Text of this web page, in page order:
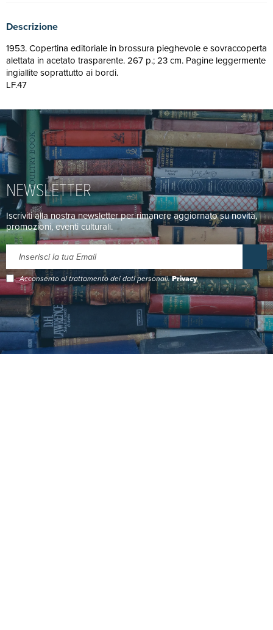
Descrizione
1953. Copertina editoriale in brossura pieghevole e sovraccoperta
alettata in acetato trasparente. 267 p.; 23 cm. Pagine leggermente
ingiallite soprattutto ai bordi.
LF.47
NEWSLETTER
Iscriviti alla nostra newsletter per rimanere aggiornato su novità,
promozioni, eventi culturali.
Acconsento al trattamento dei dati personali.Privacy